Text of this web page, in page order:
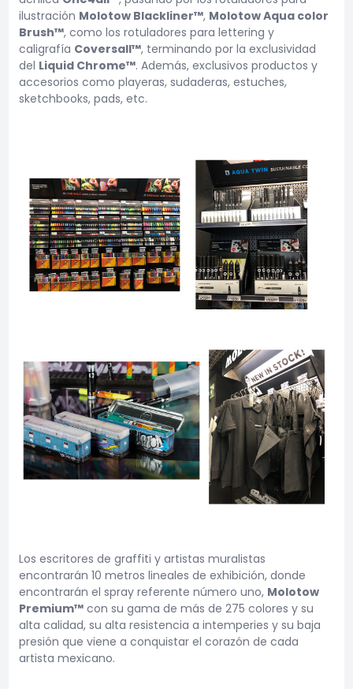
ilustración Molotow Blackliner™, Molotow Aqua color
Brush™, como los rotuladores para lettering y
caligrafía Coversall™, terminando por la exclusividad
del Liquid Chrome™. Además, exclusivos productos y
accesorios como playeras, sudaderas, estuches,
sketchbooks, pads, etc.
Los escritores de graffiti y artistas muralistas
encontrarán 10 metros lineales de exhibición, donde
encontrarán el spray referente número uno, Molotow
Premium™ con su gama de más de 275 colores y su
alta calidad, su alta resistencia a intemperies y su baja
presión que viene a conquistar el corazón de cada
artista mexicano.